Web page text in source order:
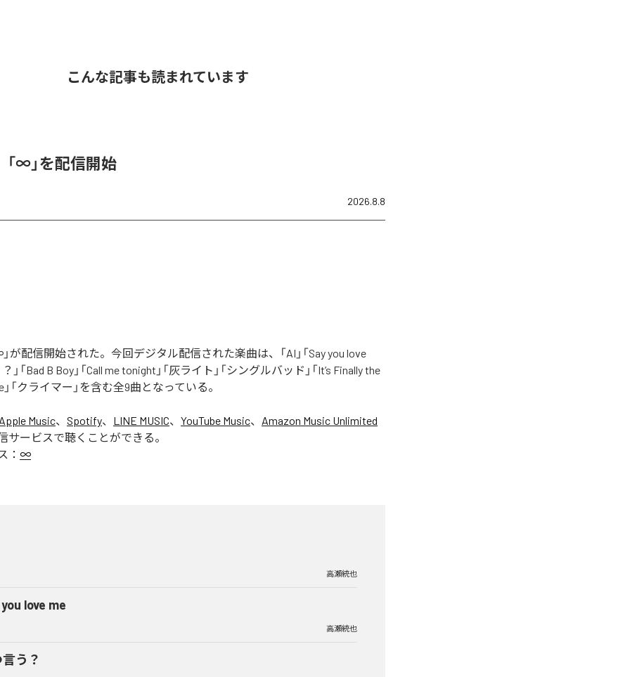
こんな記事も読まれています
∞」を配信開始
2026.8.8
が配信開始された。今回デジタル配信された楽曲は、「AI」「Say you love
」「Bad B Boy」「Call me tonight」「灰ライト」「シングルバッド」「It’s Finally the
「クライマー」を含む全9曲となっている。
Music、 Spotify、 LINE MUSIC、 YouTube Music、 Amazon Music Unlimited
サービスで聴くことができる。
： ∞
高瀬統也
love me
高瀬統也
う？